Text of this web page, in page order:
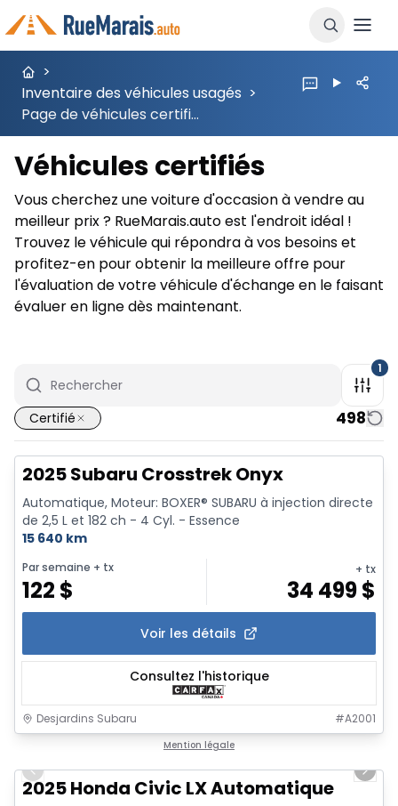
>
Inventaire des véhicules usagés >
Page de véhicules certifiés
Véhicules certifiés
Vous cherchez une voiture d'occasion à vendre au
meilleur prix ? RueMarais.auto est l'endroit idéal !
Trouvez le véhicule qui répondra à vos besoins et
profitez-en pour obtenir la meilleure offre pour
l'évaluation de votre véhicule d'échange en le faisant
évaluer en ligne dès maintenant.
1
Certifié 498
2025 Subaru Crosstrek Onyx
Automatique, Moteur: BOXER® SUBARU à injection directe
de 2,5 L et 182 ch - 4 Cyl. - Essence
15 640 km
Par semaine + tx
122 $
+ tx
34 499$
Voir les détails
Consultez l'historique
Desjardins Subaru #A2001
Mention légale
Previous slide
Next
2025 Honda Civic LX Automatique